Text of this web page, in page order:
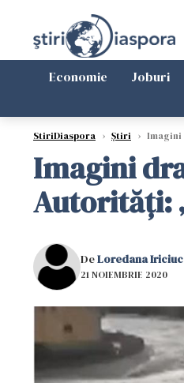
Economie Joburi
StiriDiaspora › Știri › Imagini
Imagini
Autorități:
DeLoredana Iriciuc
21 NOIEMBRIE 2020